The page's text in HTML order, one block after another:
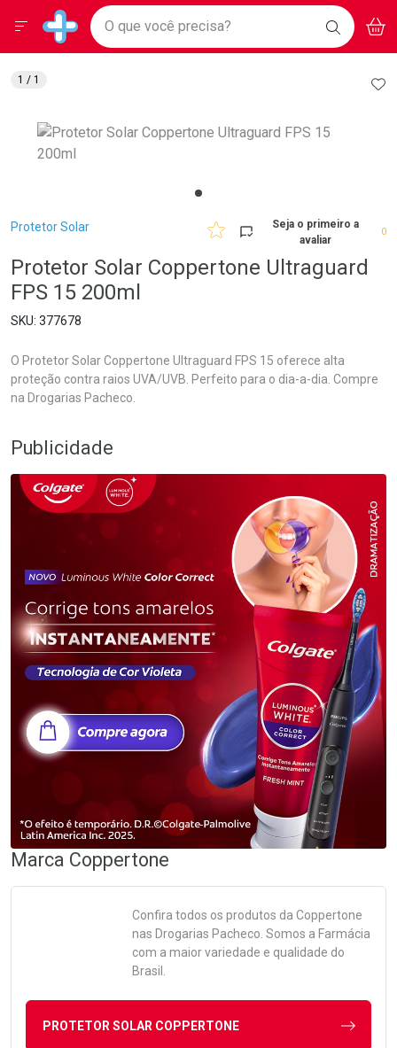
Drogarias Pacheco
Baixe nosso APP e aproveite Ofertas Exclusivas!
BAIXE
O APP
Ir direto para a home
pela página
Ir direto para o conteúdo
Ir direto para a busca
Ir direto para a conta
Ir direto para a notificações
Ir direto para o carrinho
Ir direto para o menu
Faça a sua busca
O que você precisa? BUSCAR
Menu
Breadcrumb
Protetor Solar
Seja o primeiro a
avaliar
0
Protetor Solar Coppertone Ultraguard
FPS 15 200ml
377678
O Protetor Solar Coppertone Ultraguard FPS 15 oferece alta
proteção contra raios UVA/UVB. Perfeito para o dia-a-dia. Compre
na Drogarias Pacheco.
1 / 1
Publicidade
Marca Coppertone
Confira todos os produtos da Coppertone
nas Drogarias Pacheco. Somos a Farmácia
com a maior variedade e qualidade do
Brasil.
PROTETOR SOLAR COPPERTONE